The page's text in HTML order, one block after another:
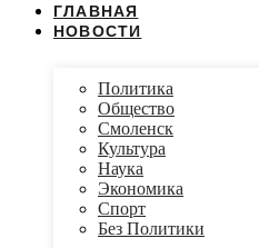
ГЛАВНАЯ
НОВОСТИ
Политика
Общество
Смоленск
Культура
Наука
Экономика
Спорт
Без Политики